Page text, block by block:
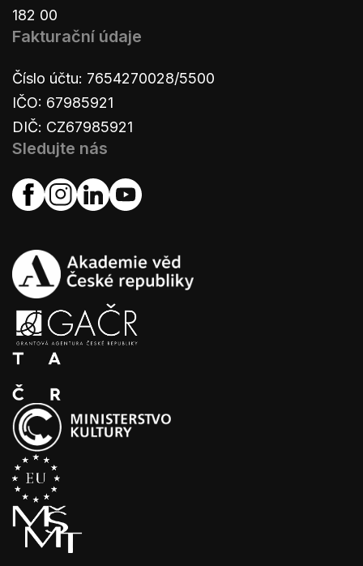
182 00
Fakturační údaje
Číslo účtu: 7654270028/5500
IČO: 67985921
DIČ: CZ67985921
Sledujte nás